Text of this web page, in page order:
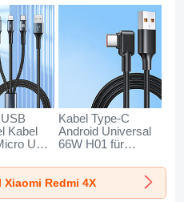
Kabel
USB
Redmi
Kabel Type-C
Android Universal
66W H01 für
Schwarz
Xiaomi Redmi 4X